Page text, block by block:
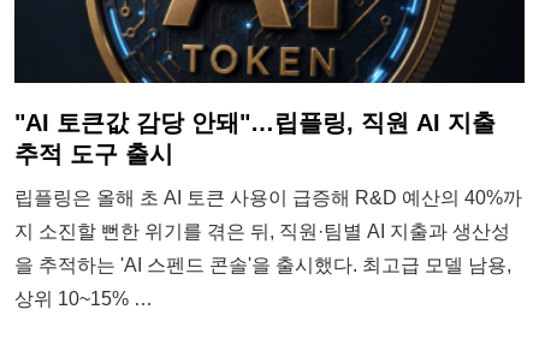
"AI 토큰값 감당 안돼"…립플링, 직원 AI 지출
추적 도구 출시
립플링은 올해 초 AI 토큰 사용이 급증해 R&D 예산의 40%까
지 소진할 뻔한 위기를 겪은 뒤, 직원·팀별 AI 지출과 생산성
을 추적하는 'AI 스펜드 콘솔'을 출시했다. 최고급 모델 남용,
상위 10~15% …